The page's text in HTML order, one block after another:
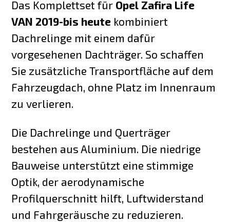
Das Komplettset für Opel Zafira Life
VAN 2019-bis heute kombiniert
Dachrelinge mit einem dafür
vorgesehenen Dachträger. So schaffen
Sie zusätzliche Transportfläche auf dem
Fahrzeugdach, ohne Platz im Innenraum
zu verlieren.
Die Dachrelinge und Querträger
bestehen aus Aluminium. Die niedrige
Bauweise unterstützt eine stimmige
Optik, der aerodynamische
Profilquerschnitt hilft, Luftwiderstand
und Fahrgeräusche zu reduzieren.